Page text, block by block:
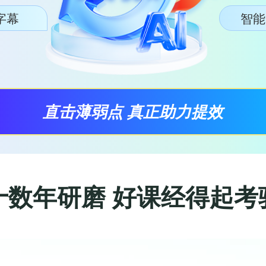
幕 智
直击薄弱点 真正助力提效
数年研磨 好课经得起考